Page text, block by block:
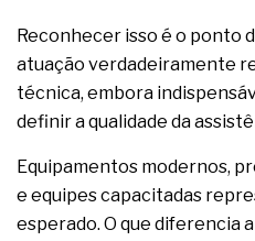
Reconhecer isso é o ponto
atuação verdadeiramente
técnica, embora
definir a qualidade da
Equipamentos modernos,
e equipes capacitadas
esperado. O que diferencia